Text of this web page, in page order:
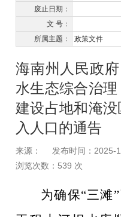
废止日期：
文 号：
所属主题：
政策文件
海南州人民政府
水生态综合治
建设占地和淹
入人口的通告
来源：
发布时间：2025-
浏览次数： 539 次
为确保“三滩”